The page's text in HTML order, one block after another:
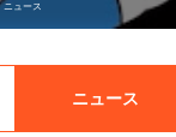
ニュース
ニュース